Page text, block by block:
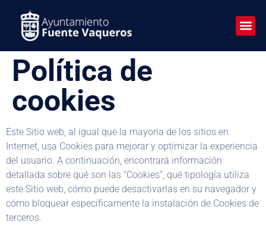
Política de
cookies
Este Sitio web, al igual que la mayoría de los sitios en
Internet, usa Cookies para mejorar y optimizar la experiencia
del usuario. A continuación, encontrará información
detallada sobre qué son las “Cookies”, qué tipología utiliza
este Sitio web, cómo puede desactivarlas en su navegador y
cómo bloquear específicamente la instalación de Cookies de
terceros.